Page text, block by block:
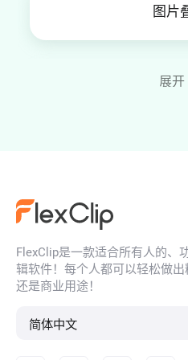
图片
模型
展开
FlexClip是一款适合所有人的、
辑软件！每个人都可以轻松做
还是商业用途！
简体中文